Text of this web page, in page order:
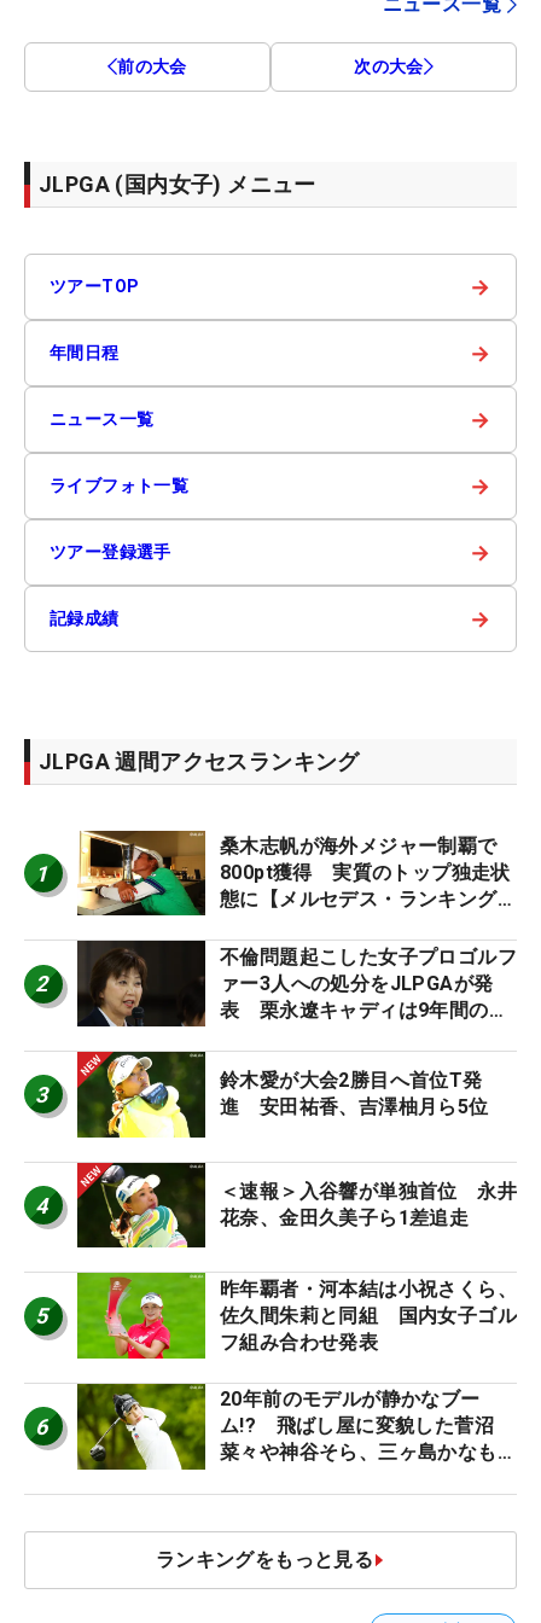
前の大会 次の大会
JLPGA (国内女子) メニュー
ツアーTOP →
年間日程 →
ニュース一覧 →
ライブフォト一覧 →
ツアー登録選手 →
記録成績 →
JLPGA 週間アクセスランキング
1
桑木志帆が海外メジャー制覇で
800pt獲得 実質のトップ独走状
態に【メルセデス・ランキング番
2
不倫問題起こした女子プロゴルフ
ァー3人への処分をJLPGAが発
表 栗永遼キャディは9年間の立
3
鈴木愛が大会2勝目へ首位T発
進 安田祐香、吉澤柚月ら5位
4
＜速報＞入谷響が単独首位 永井
花奈、金田久美子ら1差追走
5
昨年覇者・河本結は小祝さくら、
佐久間朱莉と同組 国内女子ゴル
フ組み合わせ発表
6
20年前のモデルが静かなブー
ム!? 飛ばし屋に変貌した菅沼
菜々や神谷そら、三ヶ島かなも使
ランキングをもっと見る